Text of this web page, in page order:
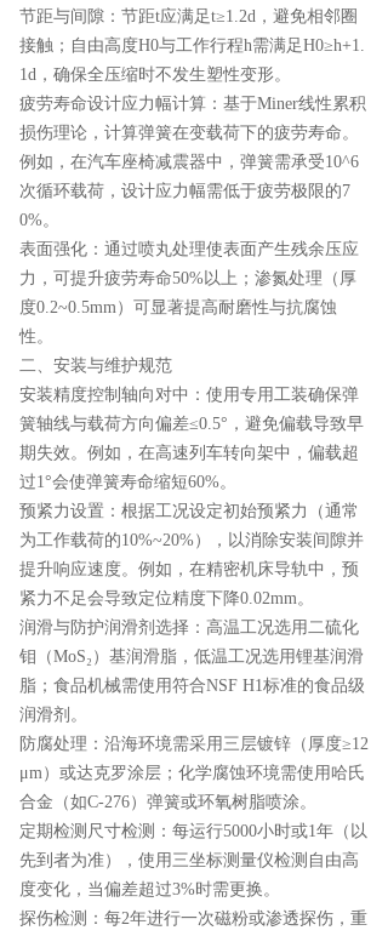
节距与间隙：节距t应满足t≥1.2d，避免相邻圈
接触；自由高度H0​与工作行程h需满足H0​≥h+1.
1d，确保全压缩时不发生塑性变形。
疲劳寿命设计应力幅计算：基于Miner线性累积
损伤理论，计算弹簧在变载荷下的疲劳寿命。
例如，在汽车座椅减震器中，弹簧需承受10^6
次循环载荷，设计应力幅需低于疲劳极限的7
0%。
表面强化：通过喷丸处理使表面产生残余压应
力，可提升疲劳寿命50%以上；渗氮处理（厚
度0.2~0.5mm）可显著提高耐磨性与抗腐蚀
性。
二、安装与维护规范
安装精度控制轴向对中：使用专用工装确保弹
簧轴线与载荷方向偏差≤0.5°，避免偏载导致早
期失效。例如，在高速列车转向架中，偏载超
过1°会使弹簧寿命缩短60%。
预紧力设置：根据工况设定初始预紧力（通常
为工作载荷的10%~20%），以消除安装间隙并
提升响应速度。例如，在精密机床导轨中，预
紧力不足会导致定位精度下降0.02mm。
润滑与防护润滑剂选择：高温工况选用二硫化
钼（MoS₂）基润滑脂，低温工况选用锂基润滑
脂；食品机械需使用符合NSF H1标准的食品级
润滑剂。
防腐处理：沿海环境需采用三层镀锌（厚度≥12
μm）或达克罗涂层；化学腐蚀环境需使用哈氏
合金（如C-276）弹簧或环氧树脂喷涂。
定期检测尺寸检测：每运行5000小时或1年（以
先到者为准），使用三坐标测量仪检测自由高
度变化，当偏差超过3%时需更换。
探伤检测：每2年进行一次磁粉或渗透探伤，重